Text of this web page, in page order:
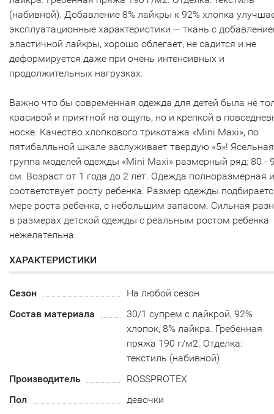
(набивной). Добавление 8% лайкры к 92% хлопка
эксплуатационные характеристики — ткань с
эластичной лайкры, хорошо облегает, не садится и не
деформируется даже при очень интенсивных и
продолжительных нагрузках.
Важно что бы современная одежда для детей была не
красивой и приятной на ощупь, но и крепкой в
носке. Качество хлопкового трикотажа «Mini Maxi», по
пятибалльной шкале заслуживает твердую «5»! Ясельная
группа моделей одежды «Mini Maxi» размерный ряд: 80 -
см. Возраст от 1 года до 2 лет. Одежда полноразмерная и
соответствует росту ребенка. Размер одежды
мере роста ребенка, с небольшим запасом. Сильная
в размерах детской одежды с реальным ростом ребенка
нежелательна.
ХАРАКТЕРИСТИКИ
Сезон
На любой сезон
Состав материала
30/1 супрем с лайкрой, 92%
хлопок, 8% лайкра. Гребенная
пряжа 190 г/м2. Отделка:
текстиль (набивной)
Производитель
ROSSPROTEX
Пол
девочки